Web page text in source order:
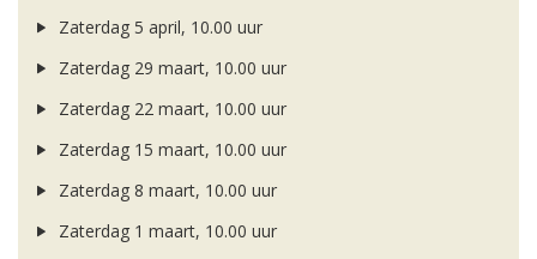
Zaterdag 5 april, 10.00 uur
Zaterdag 29 maart, 10.00 uur
Zaterdag 22 maart, 10.00 uur
Zaterdag 15 maart, 10.00 uur
Zaterdag 8 maart, 10.00 uur
Zaterdag 1 maart, 10.00 uur